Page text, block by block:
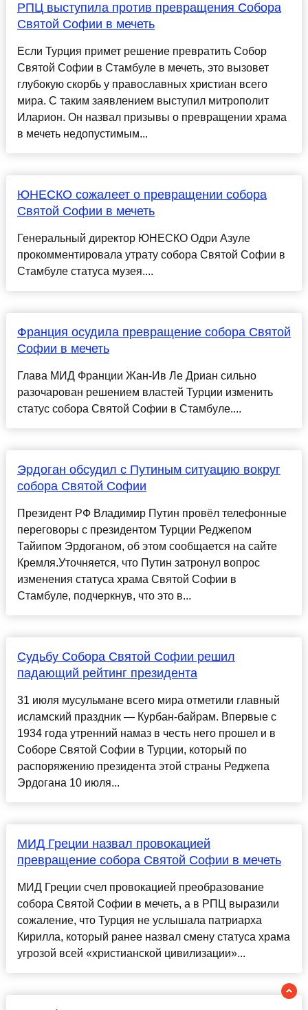
РПЦ выступила против превращения Собора
Святой Софии в мечеть
Если Турция примет решение превратить Собор
Святой Софии в Стамбуле в мечеть, это вызовет
глубокую скорбь у православных христиан всего
мира. С таким заявлением выступил митрополит
Иларион. Он назвал призывы о превращении храма
в мечеть недопустимым...
ЮНЕСКО сожалеет о превращении собора
Святой Софии в мечеть
Генеральный директор ЮНЕСКО Одри Азуле
прокомментировала утрату собора Святой Софии в
Стамбуле статуса музея....
Франция осудила превращение собора Святой
Софии в мечеть
Глава МИД Франции Жан-Ив Ле Дриан сильно
разочарован решением властей Турции изменить
статус собора Святой Софии в Стамбуле....
Эрдоган обсудил с Путиным ситуацию вокруг
собора Святой Софии
Президент РФ Владимир Путин провёл телефонные
переговоры с президентом Турции Реджепом
Тайипом Эрдоганом, об этом сообщается на сайте
Кремля.Уточняется, что Путин затронул вопрос
изменения статуса храма Святой Софии в
Стамбуле, подчеркнув, что это в...
Судьбу Собора Святой Софии решил
падающий рейтинг президента
31 июля мусульмане всего мира отметили главный
исламский праздник — Курбан-байрам. Впервые с
1934 года утренний намаз в честь него прошел и в
Соборе Святой Софии в Турции, который по
распоряжению президента этой страны Реджепа
Эрдогана 10 июля...
МИД Греции назвал провокацией
превращение собора Святой Софии в мечеть
МИД Греции счел провокацией преобразование
собора Святой Софии в мечеть, а в РПЦ выразили
сожаление, что Турция не услышала патриарха
Кирилла, который ранее назвал смену статуса храма
угрозой всей «христианской цивилизации»...